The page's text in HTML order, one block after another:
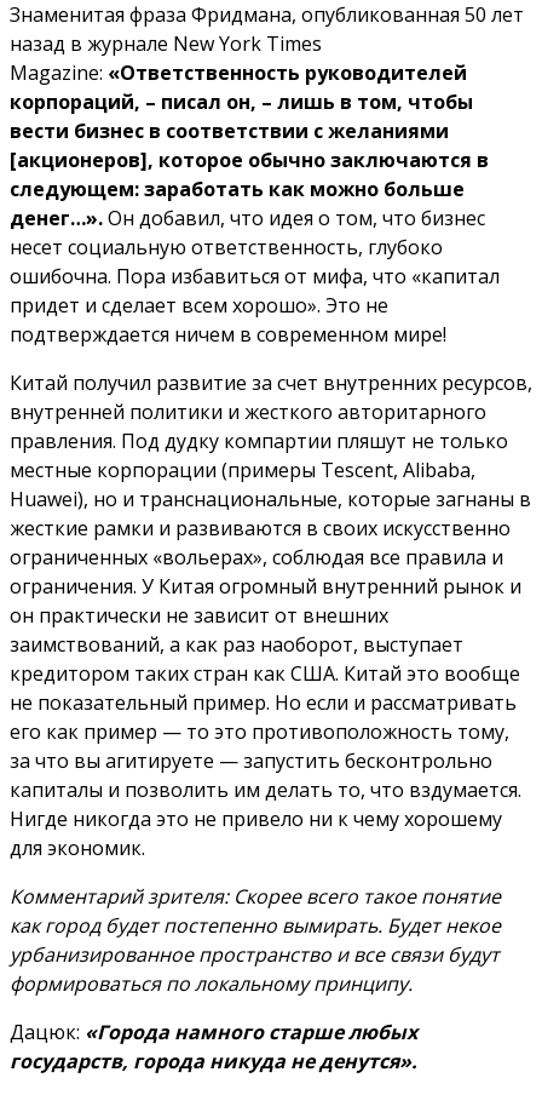
Знаменитая фраза Фридмана, опубликованная 50 лет
назад в журнале New York Times
Magazine: «Ответственность руководителей
корпораций, – писал он, – лишь в том, чтобы
вести бизнес в соответствии с желаниями
[акционеров], которое обычно заключаются в
следующем: заработать как можно больше
денег…».Он добавил, что идея о том, что бизнес
несет социальную ответственность, глубоко
ошибочна. Пора избавиться от мифа, что «капитал
придет и сделает всем хорошо». Это не
подтверждается ничем в современном мире!
Китай получил развитие за счет внутренних ресурсов,
внутренней политики и жесткого авторитарного
правления. Под дудку компартии пляшут не только
местные корпорации (примеры Tescent, Alibaba,
Huawei), но и транснациональные, которые загнаны в
жесткие рамки и развиваются в своих искусственно
ограниченных «вольерах», соблюдая все правила и
ограничения. У Китая огромный внутренний рынок и
он практически не зависит от внешних
заимствований, а как раз наоборот, выступает
кредитором таких стран как США. Китай это вообще
не показательный пример. Но если и рассматривать
его как пример — то это противоположность тому,
за что вы агитируете — запустить бесконтрольно
капиталы и позволить им делать то, что вздумается.
Нигде никогда это не привело ни к чему хорошему
для экономик.
Комментарий зрителя: Скорее всего такое понятие
как город будет постепенно вымирать. Будет некое
урбанизированное пространство и все связи будут
формироваться по локальному принципу.
Дацюк: «Города намного старше любых
государств, города никуда не денутся».